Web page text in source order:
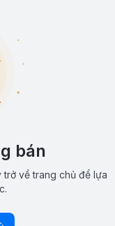
bán
trở về trang chủ để lựa